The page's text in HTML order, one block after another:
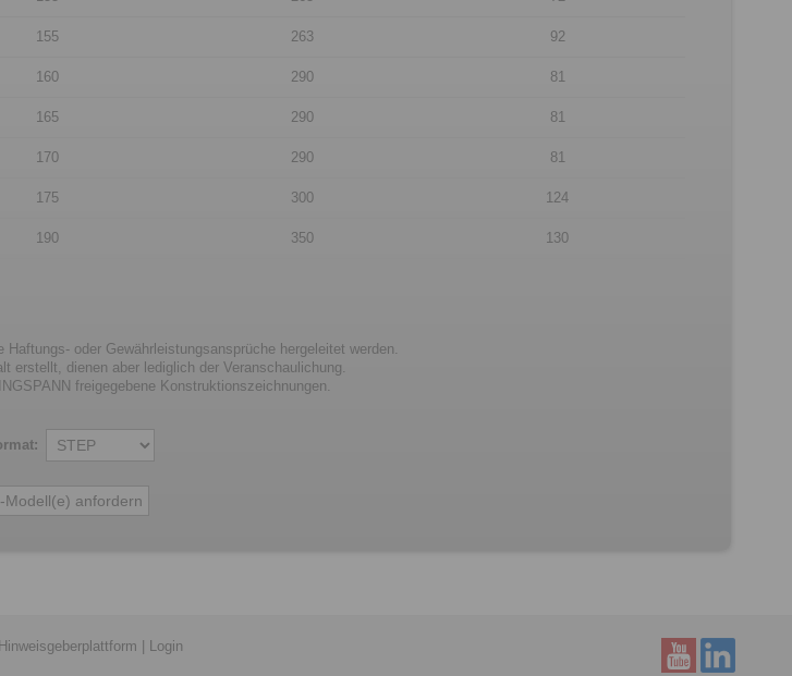
155 263 92
160 290 81
165 290 81
170 290 81
175 300 124
190 350 130
oder Gewährleistungsansprüche hergeleitet werden.
erstellt, dienen aber lediglich der Veranschaulichung.
freigegebene Konstruktionszeichnungen.
Hinweisgeberplattform Login